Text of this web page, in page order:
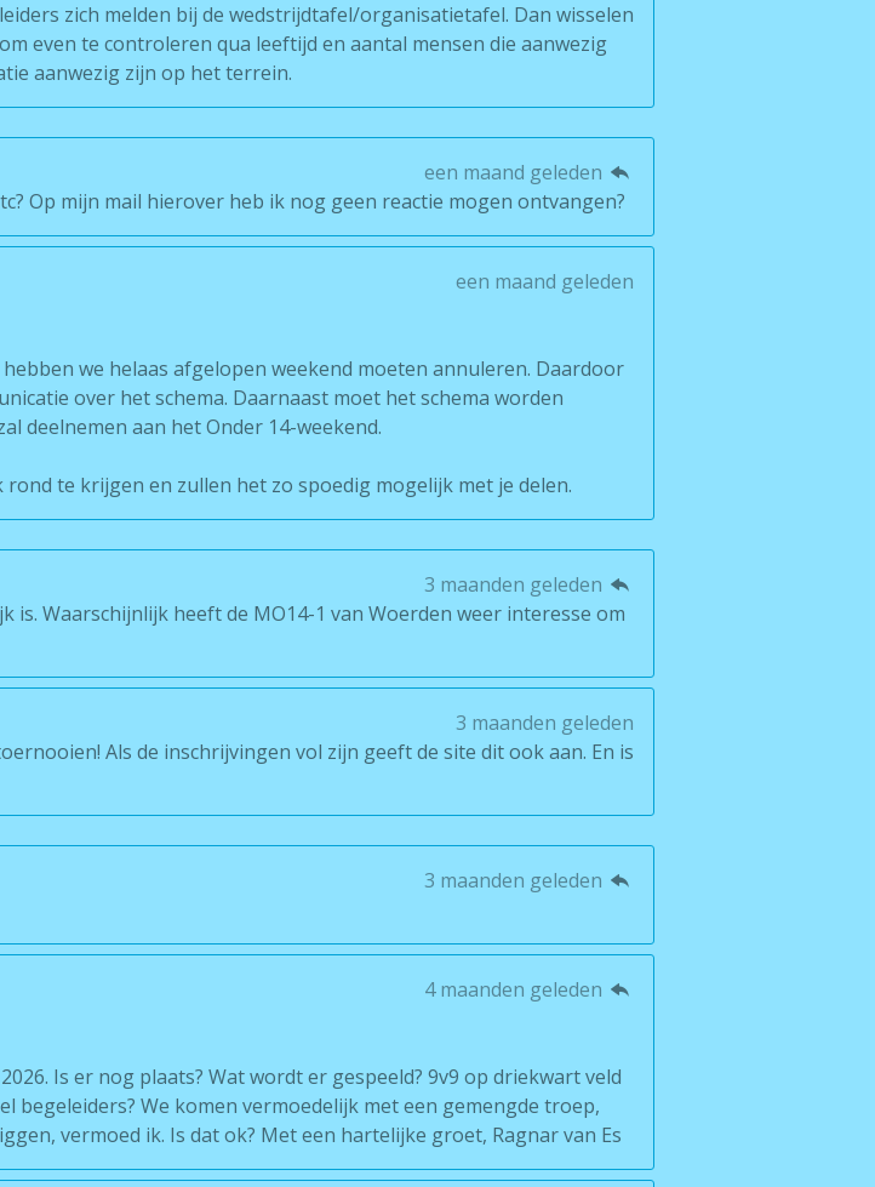
zich melden bij de wedstrijdtafel/organisatietafel. Dan wisselen
even te controleren qua leeftijd en aantal mensen die aanwezig
aanwezig zijn op het terrein.
een maand geleden
Op mijn mail hierover heb ik nog geen reactie mogen ontvangen?
een maand geleden
we helaas afgelopen weekend moeten annuleren. Daardoor
over het schema. Daarnaast moet het schema worden
deelnemen aan het Onder 14-weekend.
te krijgen en zullen het zo spoedig mogelijk met je delen.
3 maanden geleden
Waarschijnlijk heeft de MO14-1 van Woerden weer interesse om
3 maanden geleden
Als de inschrijvingen vol zijn geeft de site dit ook aan. En is
3 maanden geleden
4 maanden geleden
Is er nog plaats? Wat wordt er gespeeld? 9v9 op driekwart veld
begeleiders? We komen vermoedelijk met een gemengde troep,
vermoed ik. Is dat ok? Met een hartelijke groet, Ragnar van Es